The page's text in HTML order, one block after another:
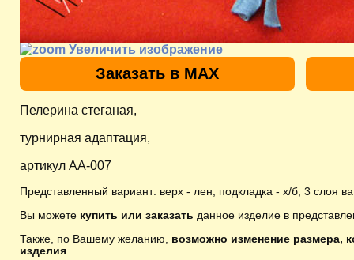
Увеличить изображение
Заказать в MAX
Пелерина стеганая,
турнирная адаптация,
артикул AA-007
Представленный вариант: верх - лен, подкладка - х/б, 3 слоя
Вы можете купить или заказать данное изделие в
Также, по Вашему желанию, возможно изменение размера,
изделия